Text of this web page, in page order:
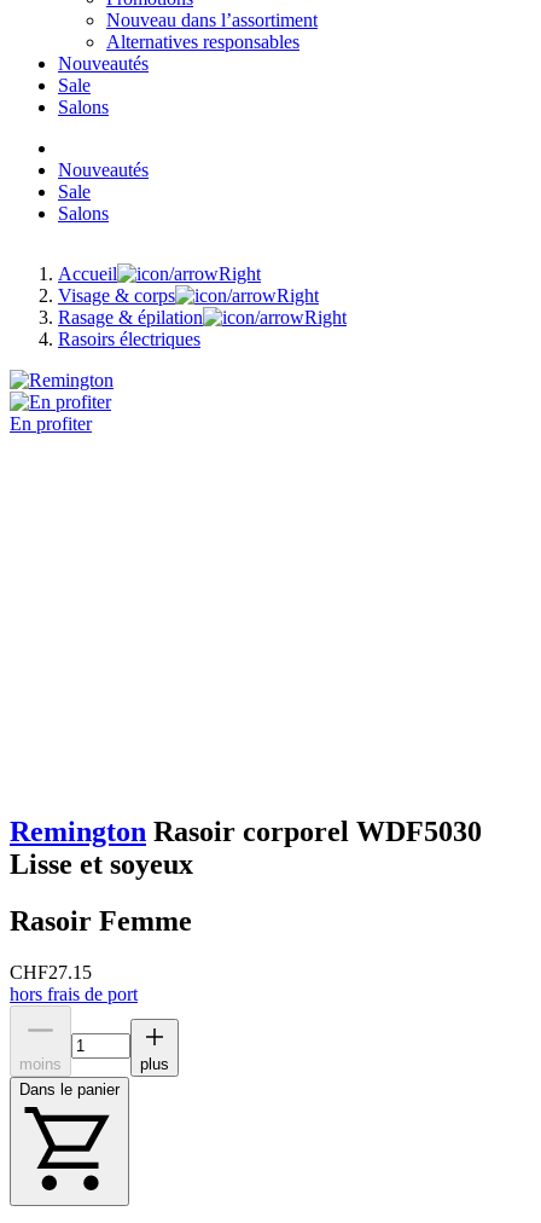
Nouveau dans l’assortiment
Alternatives responsables
Nouveautés
Sale
Salons
Nouveautés
Sale
Salons
Accueil
Visage & corps
Rasage & épilation
Rasoirs électriques
En profiter
Remington Rasoir corporel WDF5030
Lisse et soyeux
Rasoir Femme
CHF27.15
hors frais de port
moins
plus
Dans le panier